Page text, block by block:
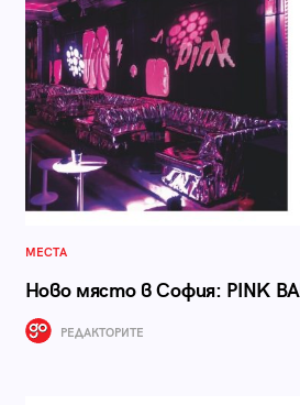
МЕСТА
Ново място в София: PINK
РЕДАКТОРИТЕ